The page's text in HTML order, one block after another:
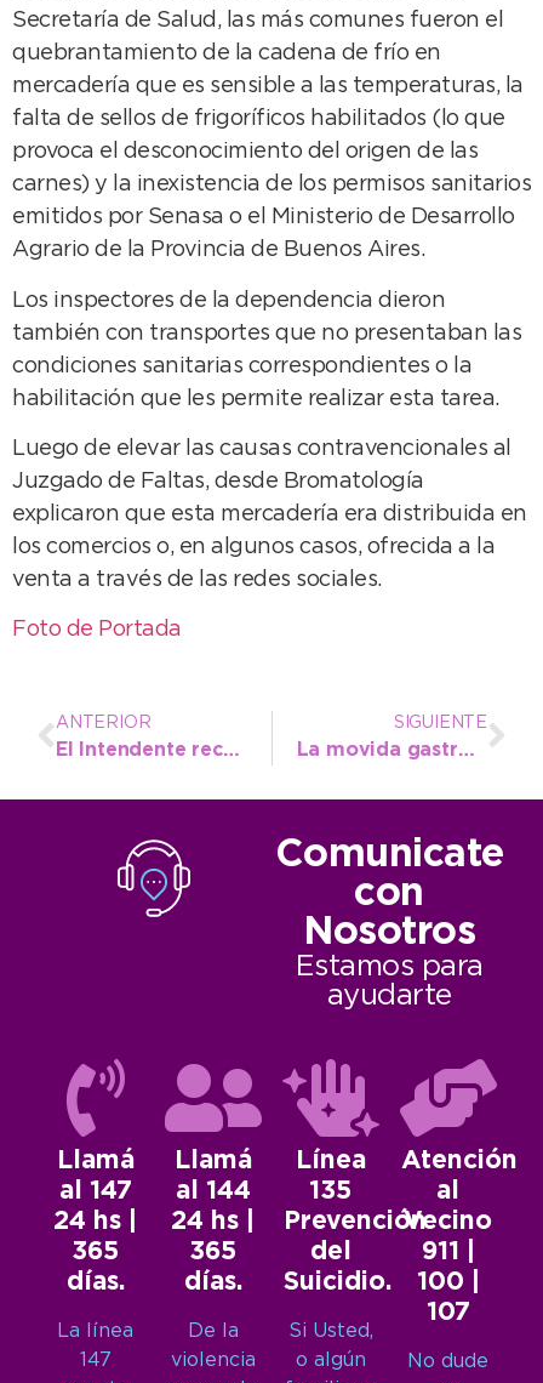
Secretaría de Salud, las más comunes fueron el
quebrantamiento de la cadena de frío en
mercadería que es sensible a las temperaturas, la
falta de sellos de frigoríficos habilitados (lo que
provoca el desconocimiento del origen de las
carnes) y la inexistencia de los permisos sanitarios
emitidos por Senasa o el Ministerio de Desarrollo
Agrario de la Provincia de Buenos Aires.
Los inspectores de la dependencia dieron
también con transportes que no presentaban las
condiciones sanitarias correspondientes o la
habilitación que les permite realizar esta tarea.
Luego de elevar las causas contravencionales al
Juzgado de Faltas, desde Bromatología
explicaron que esta mercadería era distribuida en
los comercios o, en algunos casos, ofrecida a la
venta a través de las redes sociales.
Foto de Portada
ANTERIOR
El Intendente recorrió la exposición de maquinaria agrícola de una concesionaria local
SIGUIENTE
La movida gastronómica y su creciente expectativa de cara al Aniversario de la ciudad
Comunicate
con
Nosotros
Estamos para
ayudarte
Llamá
al 147
24 hs |
365
días.
La línea
147
Llamá
al 144
24 hs |
365
días.
De la
violencia
Línea
135
Prevención
del
Suicidio.
Si Usted,
o algún
Atención
al
Vecino
911 |
100 |
107
No dude